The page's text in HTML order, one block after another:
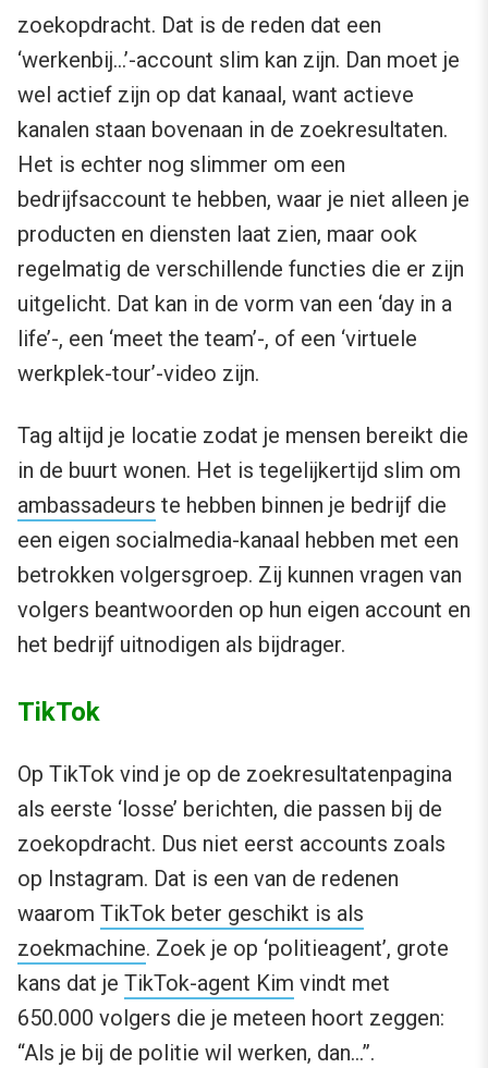
zoekopdracht. Dat is de reden dat een
‘werkenbij…’-account slim kan zijn. Dan moet je
wel actief zijn op dat kanaal, want actieve
kanalen staan bovenaan in de zoekresultaten.
Het is echter nog slimmer om een
bedrijfsaccount te hebben, waar je niet alleen je
producten en diensten laat zien, maar ook
regelmatig de verschillende functies die er zijn
uitgelicht. Dat kan in de vorm van een ‘day in a
life’-, een ‘meet the team’-, of een ‘virtuele
werkplek-tour’-video zijn.
Tag altijd je locatie zodat je mensen bereikt die
in de buurt wonen. Het is tegelijkertijd slim om
ambassadeurs te hebben binnen je bedrijf die
een eigen socialmedia-kanaal hebben met een
betrokken volgersgroep. Zij kunnen vragen van
volgers beantwoorden op hun eigen account en
het bedrijf uitnodigen als bijdrager.
TikTok
Op TikTok vind je op de zoekresultatenpagina
als eerste ‘losse’ berichten, die passen bij de
zoekopdracht. Dus niet eerst accounts zoals
op Instagram. Dat is een van de redenen
waarom TikTok beter geschikt is als
zoekmachine. Zoek je op ‘politieagent’, grote
kans dat je TikTok-agent Kim vindt met
650.000 volgers die je meteen hoort zeggen:
“Als je bij de politie wil werken, dan…”.